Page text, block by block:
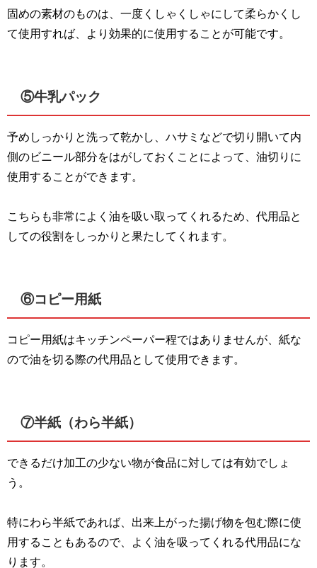
固めの素材のものは、一度くしゃくしゃにして柔らかくし
て使用すれば、より効果的に使用することが可能です。
⑤牛乳パック
予めしっかりと洗って乾かし、ハサミなどで切り開いて内
側のビニール部分をはがしておくことによって、油切りに
使用することができます。
こちらも非常によく油を吸い取ってくれるため、代用品と
しての役割をしっかりと果たしてくれます。
⑥コピー用紙
コピー用紙はキッチンペーパー程ではありませんが、紙な
ので油を切る際の代用品として使用できます。
⑦半紙（わら半紙）
できるだけ加工の少ない物が食品に対しては有効でしょ
う。
特にわら半紙であれば、出来上がった揚げ物を包む際に使
用することもあるので、よく油を吸ってくれる代用品にな
ります。